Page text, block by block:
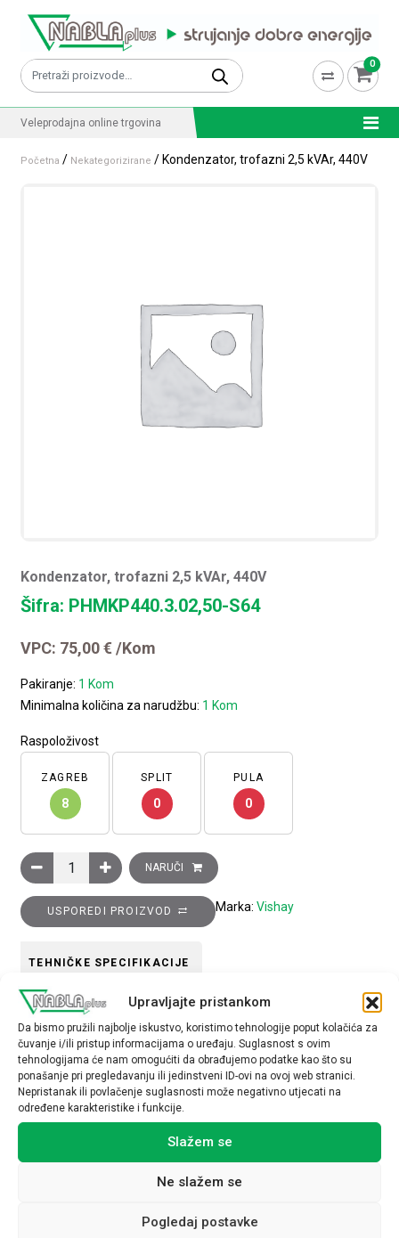
Upravljajte pristankom
Da bismo pružili najbolje iskustvo, koristimo tehnologije poput kolačića za
čuvanje i/ili pristup informacijama o uređaju. Suglasnost s ovim
tehnologijama će nam omogućiti da obrađujemo podatke kao što su
ponašanje pri pregledavanju ili jedinstveni ID-ovi na ovoj web stranici.
Nepristanak ili povlačenje suglasnosti može negativno utjecati na
određene karakteristike i funkcije.
Slažem se
Ne slažem se
Pogledaj postavke
Pretraži: 0
Veleprodajna online trgovina
Početna / Nekategorizirane / Kondenzator, trofazni 2,5 kVAr, 440V
Kondenzator, trofazni 2,5 kVAr, 440V
Šifra: PHMKP440.3.02,50-S64
VPC: 75,00€ /Kom
Pakiranje: 1 Kom
Minimalna količina za narudžbu: 1 Kom
Raspoloživost
ZAGREB
8
SPLIT
0
PULA
0
Kondenzator, trofazni 2,5 kVAr, 440V količina
NARUČI
USPOREDI PROIZVOD Marka: Vishay
TEHNIČKE SPECIFIKACIJE
Povezani proizvodi